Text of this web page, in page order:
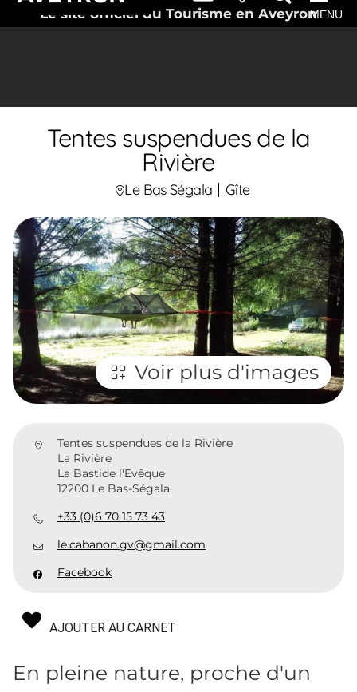
Le site officiel du Tourisme en AveyronMENU
Tentes suspendues de la
Rivière
Le Bas Ségala Gîte
Voir plus d'images
Tentes suspendues de la Rivière
La Rivière
La Bastide l'Evêque
12200 Le Bas-Ségala
+33 (0)6 70 15 73 43
le.cabanon.gv@gmail.com
Facebook
AJOUTER AU CARNET
En pleine nature, proche d'un